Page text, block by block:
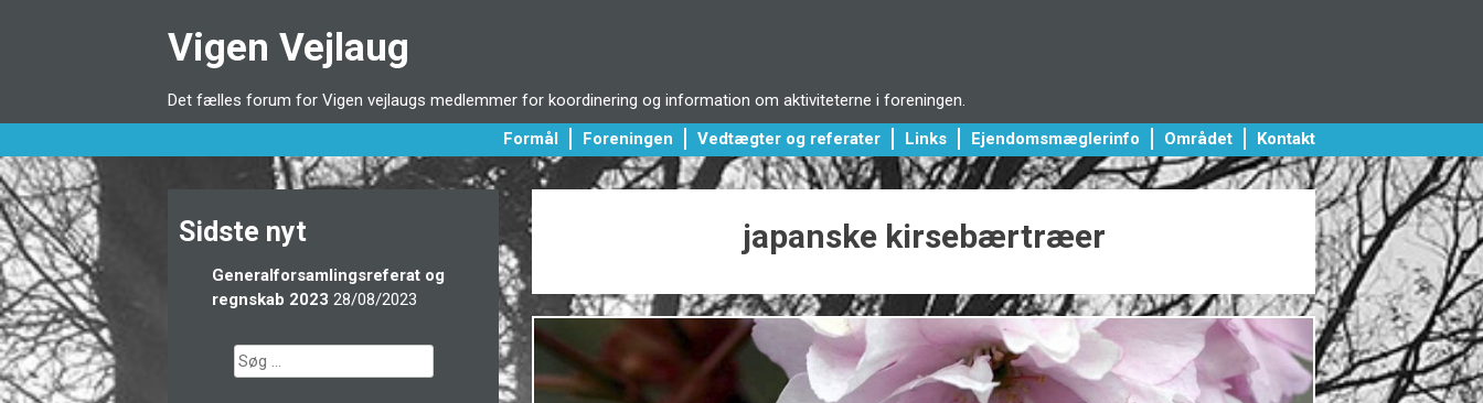
Vigen Vejlaug
Det fælles forum for Vigen vejlaugs medlemmer for koordinering og information om aktiviteterne i foreningen.
Formål
Foreningen Vedtægter og referater Links Ejendomsmæglerinfo Området Kontakt
japanske kirsebærtræer
Sidste nyt
Generalforsamlingsreferat og
regnskab 2023 28/08/2023
Søg
efter: